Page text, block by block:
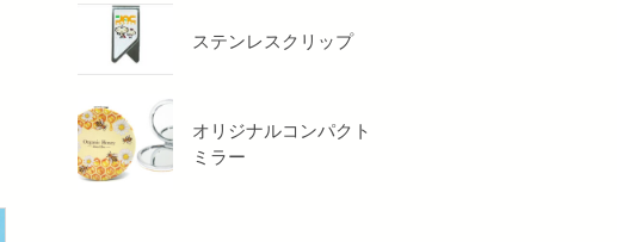
ステンレスクリップ
オリジナルコンパクト
ミラー